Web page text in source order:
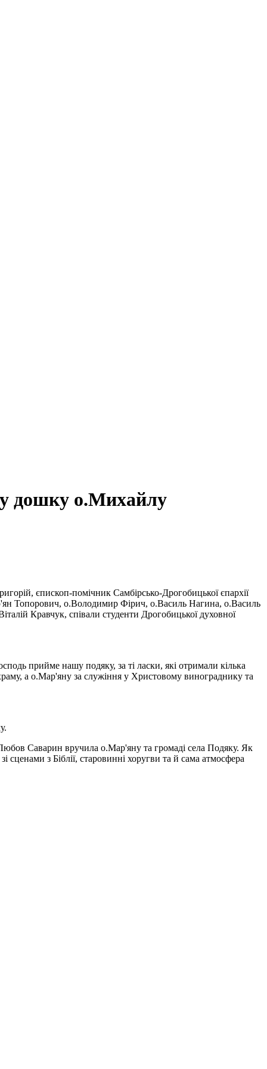
дошку о.Михайлу
єпископ-помічник Самбірсько-Дрогобицької єпархії
Топорович, о.Володимир Фірич, о.Василь Нагина, о.Василь
Кравчук, співали студенти Дрогобицької духовної
прийме нашу подяку, за ті ласки, які отримали кілька
а о.Мар'яну за служіння у Христовому винограднику та
Саварин вручила о.Мар'яну та громаді села Подяку. Як
з Біблії, старовинні хоругви та й сама атмосфера